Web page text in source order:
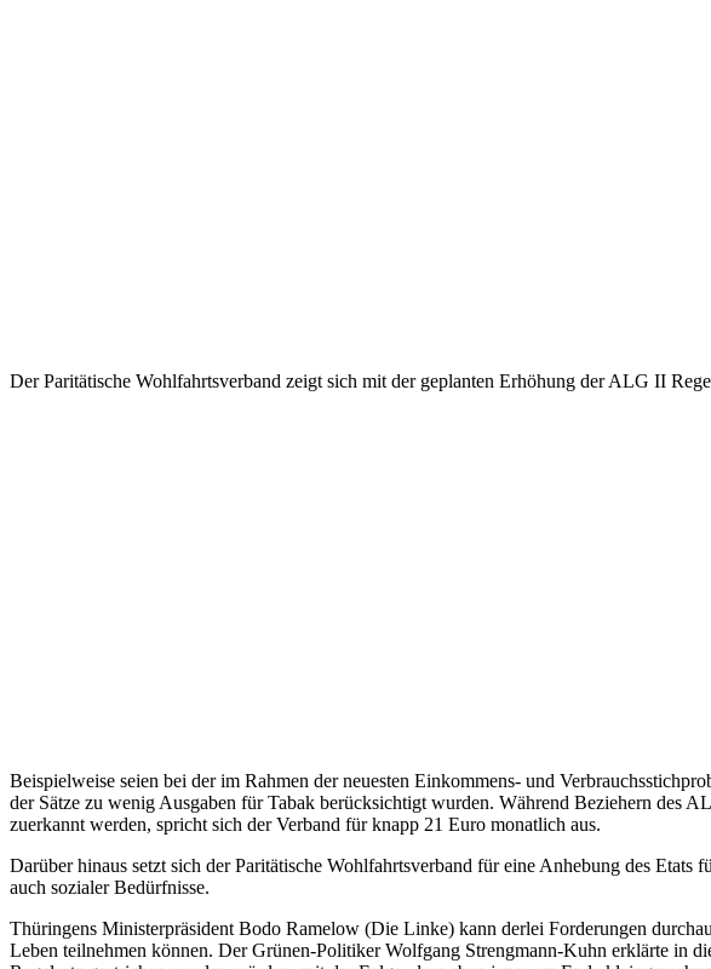
Der Paritätische Wohlfahrtsverband zeigt sich mit der geplanten Erhöhung der ALG II
Beispielweise seien bei der im Rahmen der neuesten Einkommens- und
der Sätze zu wenig Ausgaben für Tabak berücksichtigt wurden. Während Beziehern
zuerkannt werden, spricht sich der Verband für knapp 21 Euro monatlich aus.
Darüber hinaus setzt sich der Paritätische Wohlfahrtsverband für eine Anhebung des
auch sozialer Bedürfnisse.
Thüringens Ministerpräsident Bodo Ramelow (Die Linke) kann derlei Forderungen
Leben teilnehmen können. Der Grünen-Politiker Wolfgang Strengmann-Kuhn erklärte in